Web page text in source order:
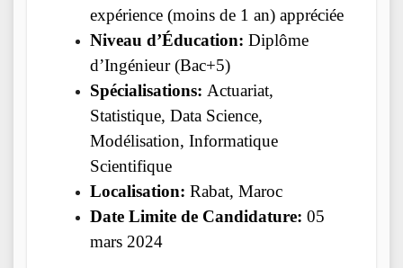
expérience (moins de 1 an) appréciée
Niveau d’Éducation: Diplôme
d’Ingénieur (Bac+5)
Spécialisations: Actuariat,
Statistique, Data Science,
Modélisation, Informatique
Scientifique
Localisation: Rabat, Maroc
Date Limite de Candidature: 05
mars 2024